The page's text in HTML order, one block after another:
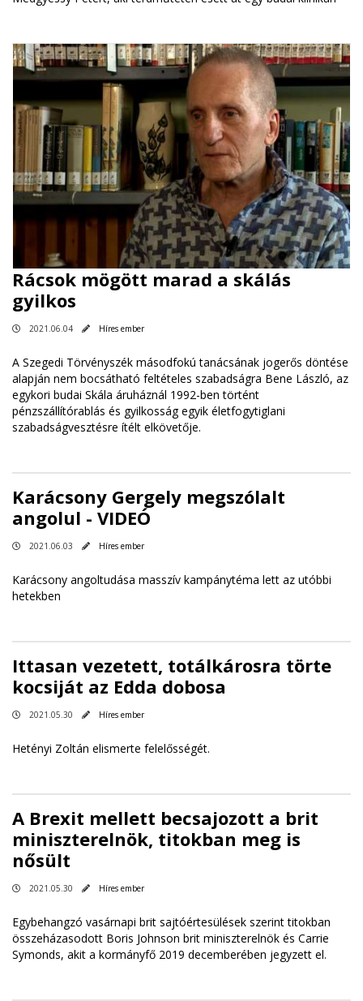
Rácsok mögött marad a skálás
gyilkos
2021.06.04 Híres ember
A Szegedi Törvényszék másodfokú tanácsának jogerős döntése
alapján nem bocsátható feltételes szabadságra Bene László, az
egykori budai Skála áruháznál 1992-ben történt
pénzszállítórablás és gyilkosság egyik életfogytiglani
szabadságvesztésre ítélt elkövetője.
Karácsony Gergely megszólalt
angolul - VIDEÓ
2021.06.03 Híres ember
Karácsony angoltudása masszív kampánytéma lett az utóbbi
hetekben
Ittasan vezetett, totálkárosra törte
kocsiját az Edda dobosa
2021.05.30 Híres ember
Hetényi Zoltán elismerte felelősségét.
A Brexit mellett becsajozott a brit
miniszterelnök, titokban meg is
nősült
2021.05.30 Híres ember
Egybehangzó vasárnapi brit sajtóértesülések szerint titokban
összeházasodott Boris Johnson brit miniszterelnök és Carrie
Symonds, akit a kormányfő 2019 decemberében jegyzett el.